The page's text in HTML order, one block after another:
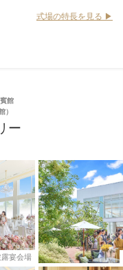
式場の特長を見る ▶︎
館
）
ー
露宴会場